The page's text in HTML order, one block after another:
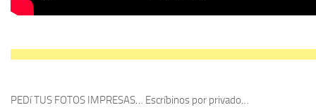
PEDí TUS FOTOS IMPRESAS… Escríbinos por privado…